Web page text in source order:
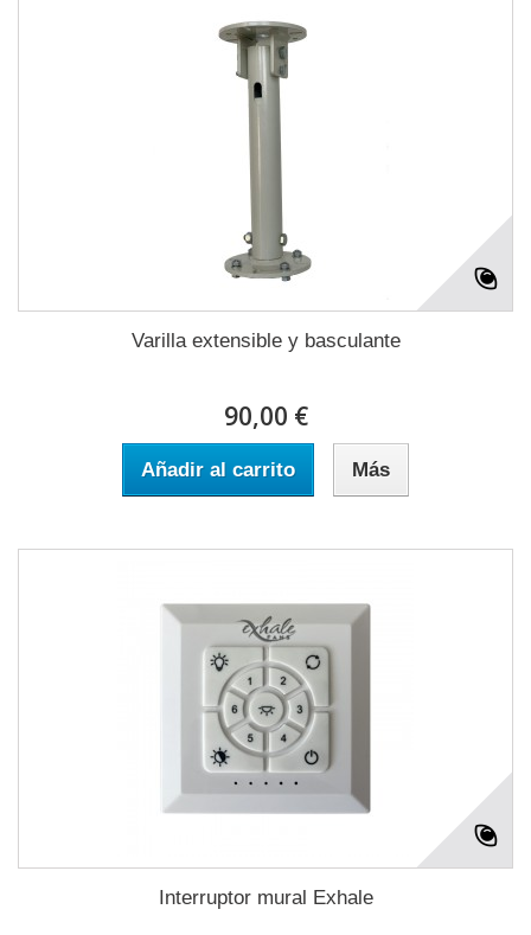
Varilla extensible y basculante
90,00 €
Añadir al carrito Más
Interruptor mural Exhale